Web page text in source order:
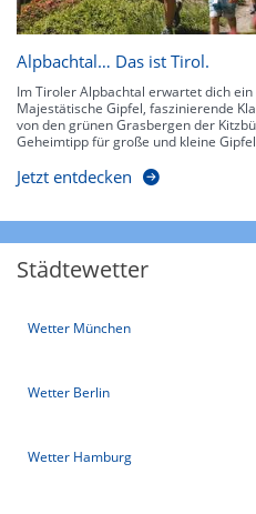
Alpbachtal… Das ist Tirol.
Im Tiroler Alpbachtal erwartet dich
Majestätische Gipfel, faszinierende
von den grünen Grasbergen der
Geheimtipp für große und kleine
Jetzt entdecken
Städtewetter
Wetter München
Wetter Berlin
Wetter Hamburg